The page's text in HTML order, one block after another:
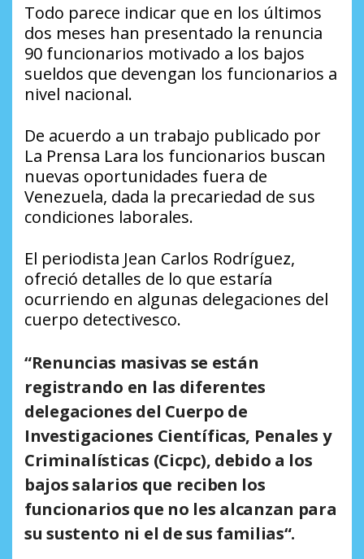
Todo parece indicar que en los últimos
dos meses han presentado la renuncia
90 funcionarios motivado a los bajos
sueldos que devengan los funcionarios a
nivel nacional.
De acuerdo a un trabajo publicado por
La Prensa Lara los funcionarios buscan
nuevas oportunidades fuera de
Venezuela, dada la precariedad de sus
condiciones laborales.
El periodista Jean Carlos Rodríguez,
ofreció detalles de lo que estaría
ocurriendo en algunas delegaciones del
cuerpo detectivesco.
“Renuncias masivas se están
registrando en las diferentes
delegaciones del Cuerpo de
Investigaciones Científicas, Penales y
Criminalísticas (Cicpc), debido a los
bajos salarios que reciben los
funcionarios que no les alcanzan para
su sustento ni el de sus familias“.